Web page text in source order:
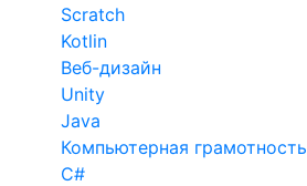
Scratch
Kotlin
Веб-дизайн
Unity
Java
Компьютерная грамотность
C#